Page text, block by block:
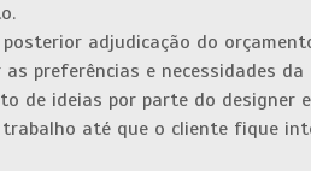
adjudicação do
preferências e necessidades
de ideias por parte do designer
até que o cliente fique